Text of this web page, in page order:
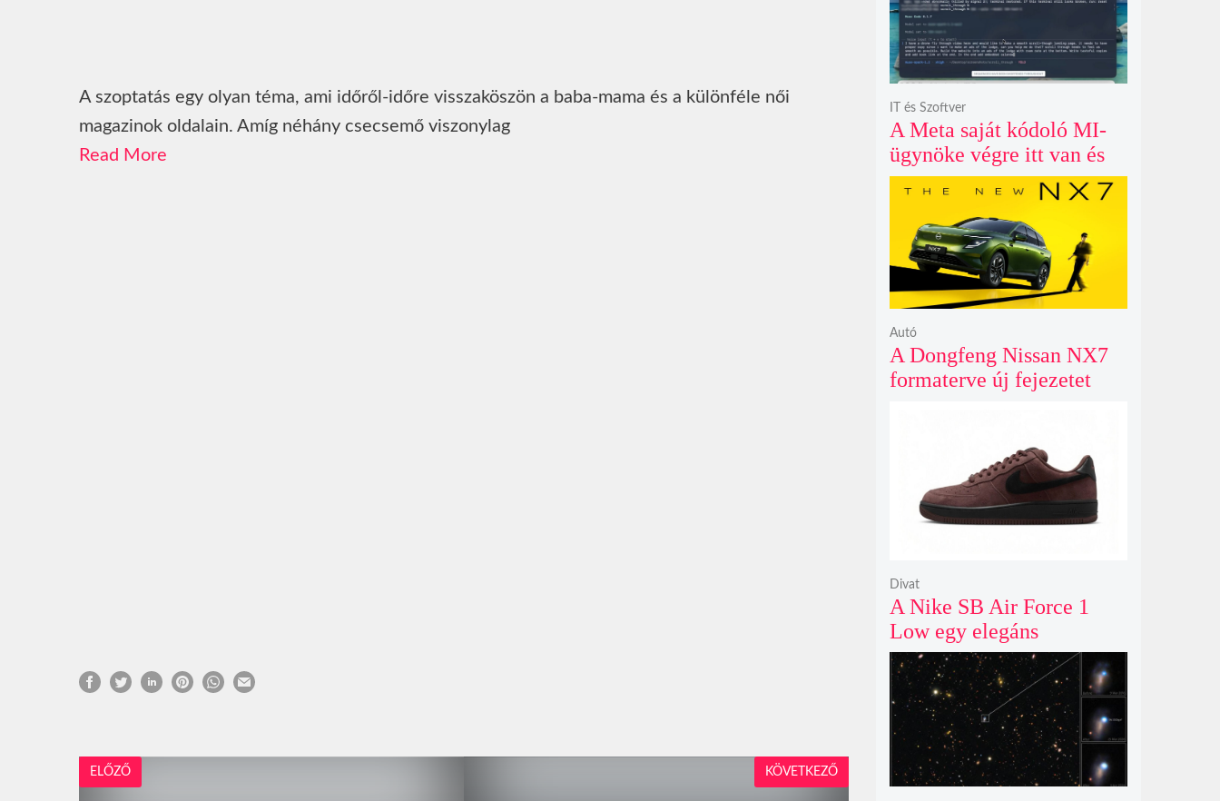
A szoptatás egy olyan téma, ami időről-időre visszaköszön a baba-mama és a különféle női
magazinok oldalain. Amíg néhány csecsemő viszonylag
Read More
ELŐZŐ KÖVETKEZŐ
A Meta saját kódoló MI-
ügynöke végre itt van és
nem fél belenyúlni a
IT és Szoftver
A Dongfeng Nissan NX7
formaterve új fejezetet
Autó
A Nike SB Air Force 1
Low egy elegáns
világosbarna
színváltozatban bukkant
fel újra
Divat